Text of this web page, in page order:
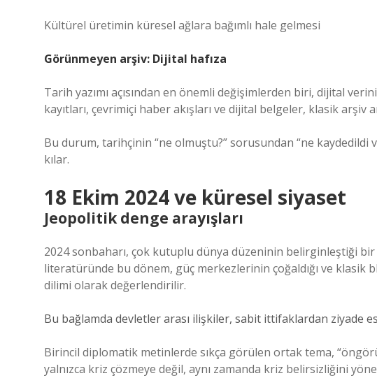
Kültürel üretimin küresel ağlara bağımlı hale gelmesi
Görünmeyen arşiv: Dijital hafıza
Tarih yazımı açısından en önemli değişimlerden biri, dijital
kayıtları, çevrimiçi haber akışları ve dijital belgeler, klasik arşiv
Bu durum, tarihçinin “ne olmuştu?” sorusundan “ne kaydedildi
kılar.
18 Ekim 2024 ve küresel siyaset
Jeopolitik denge arayışları
2024 sonbaharı, çok kutuplu dünya düzeninin belirginleştiği
literatüründe bu dönem, güç merkezlerinin çoğaldığı ve klasik
dilimi olarak değerlendirilir.
Bu bağlamda devletler arası ilişkiler, sabit ittifaklardan ziyade
Birincil diplomatik metinlerde sıkça görülen ortak tema,
yalnızca kriz çözmeye değil, aynı zamanda kriz belirsizliğini